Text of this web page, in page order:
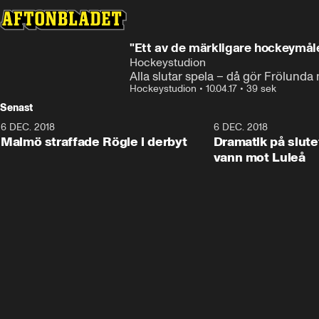
"Ett av de märkligare
Hockeystudion
Alla slutar spela – då gör Frölunda
Hockeystudion • 10.04.17 • 39 sek
Senast
6 DEC. 2018
Malmö straffade Rögle i derbyt
6 DEC. 2018
Dramatik på
vann mot Luleå